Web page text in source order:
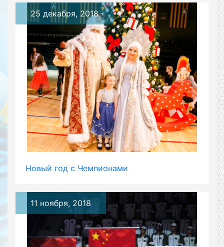
Новый год с Чемпионами
25 декабря, 2018
11 ноября, 2018